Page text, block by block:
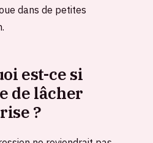
dans de petites
est-ce si
de lâcher
?